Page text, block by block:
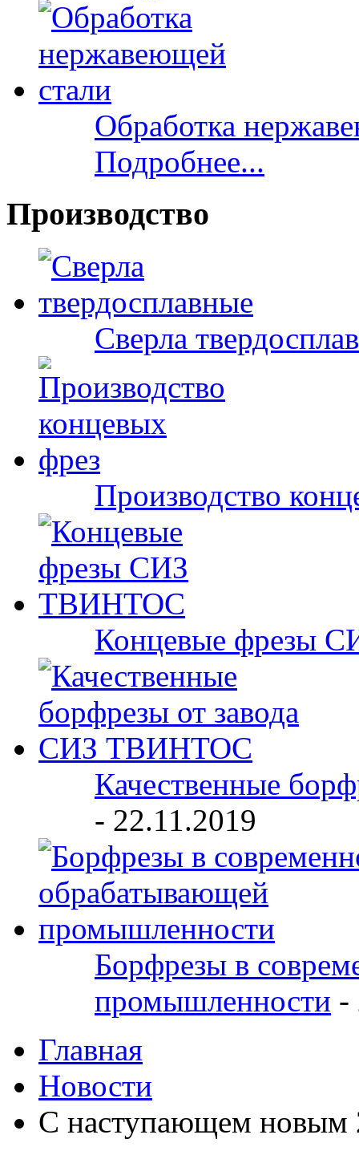
Обработка
Подробнее...
Производство
Сверла
Производство
Концевые фрезы
Качественные
- 22.11.2019
Борфрезы в
промышленности -
Главная
Новости
С наступающем новым